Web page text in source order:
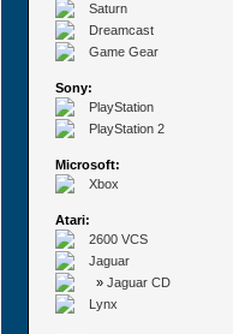
Saturn
Dreamcast
Game Gear
Sony:
PlayStation
PlayStation 2
Microsoft:
Xbox
Atari:
2600 VCS
Jaguar
» Jaguar CD
Lynx